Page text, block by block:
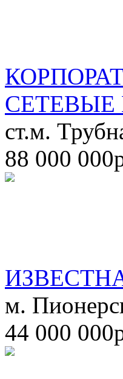
ст.м.
88 000
м.
44 000